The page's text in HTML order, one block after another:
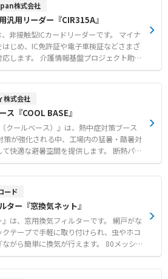
大きい場所での活用
ング機能を搭載し、広い作業スペースへ
能です。 1〜9時間まで設定可能なタイマ
プ保護など、安心の安全機能も充実してい
エアコンに比べ低消費電力による低コス
オートスイング機能による広範囲送風
● 工場や倉庫における広い空間の全体冷
ントテントや農業施設などの大空間にお
づくり
株式会社
汎用リーダー『CIR315A』
、非接触型ICカードリーダーです。 マイナ
はじめ、IC免許証や電子車検証などさまざ
します。 介護情報基盤プロジェクト助成
ルであり、スムーズな認証処理をサポー
バスパワー給電に対応し、Windowsやma
ト体制も整備されており、導入後も安心し
や各種IC
た汎用性 ●WindowsやmacOSをはじめと
応 ●メーカーによる手厚い技術サポート
証 ●医療機関や行政窓口でのIC免許証・各
取り ●専用スタンドと組み合わせたスマー
株式会社
ス『COOL BASE』
（クールベース）』は、熱中症対策ブース
策が強化される中、工場内の猛暑・酷暑対
快適な避暑空間を提供します。 断熱パネ
、お客様自身での組み立てが可能です。
変更が発生した場合でも、簡単に解体や
4人用、6〜7人用の3つのサイズから選択可
クーラーはオプション）。 【特徴】
使用した高い機能性 ●お客様自身での組み
のレイアウト変更時にも簡単な解体と移
が疑われる作業者の一時的な救護スペー
ード
ター『窓換気ネット』
』は、窓用換気フィルターです。 網戸がな
クテープで手軽に取り付けられ、虫やホコ
ながら簡単に換気が行えます。 80メッシュ
目を採用しており、一般的な網戸ではす
さな虫も確実にシャットアウトします。